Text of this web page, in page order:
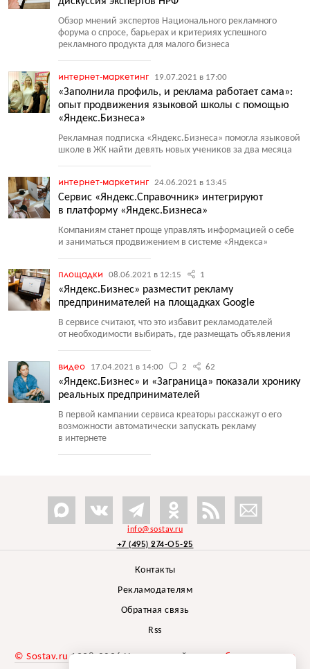
Обзор мнений экспертов Национального рекламного
форума о спросе, барьерах и критериях успешного
рекламного продукта для малого бизнеса
интернет-маркетинг 19.07.2021 в 17:00
«Заполнила профиль, и реклама работает сама»:
опыт продвижения языковой школы с помощью
«Яндекс.Бизнеса»
Рекламная подписка «Яндекс.Бизнеса» помогла языковой
школе в ЖК найти девять новых учеников за два месяца
интернет-маркетинг 24.06.2021 в 13:45
Cервис «Яндекс.Справочник» интегрируют
в платформу «Яндекс.Бизнеса»
Компаниям станет проще управлять информацией о себе
и заниматься продвижением в системе «Яндекса»
площадки 08.06.2021 в 12:15 1
«Яндекс.Бизнес» разместит рекламу
предпринимателей на площадках Google
В сервисе считают, что это избавит рекламодателей
от необходимости выбирать, где размещать объявления
видео 17.04.2021 в 14:00 2 62
«Яндекс.Бизнес» и «Заграница» показали хронику
реальных предпринимателей
В первой кампании сервиса креаторы расскажут о его
возможности автоматически запускать рекламу
в интернете
info@sostav.ru
+7 (495) 274-05-25
Контакты
Рекламодателям
Обратная связь
Rss
© Sostav.ru 1998-2026 Независимый проектбрендингового